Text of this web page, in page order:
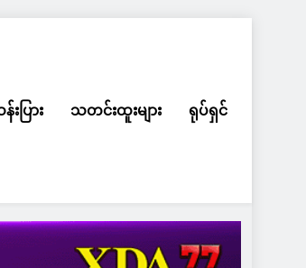
းပြား သတင်းထူးများ ရုပ်ရှင်